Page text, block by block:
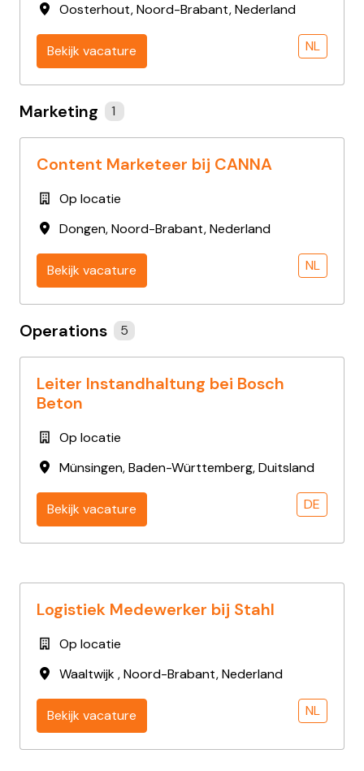
Oosterhout,Noord-Brabant,Nederland
Bekijk vacature NL
Marketing 1
Content Marketeer bij CANNA
Op locatie
Dongen,Noord-Brabant,Nederland
Bekijk vacature NL
Operations 5
Leiter Instandhaltung bei Bosch
Beton
Op locatie
Münsingen,Baden-Württemberg,Duitsland
Bekijk vacature DE
Logistiek Medewerker bij Stahl
Op locatie
Waaltwijk,Noord-Brabant,Nederland
Bekijk vacature NL